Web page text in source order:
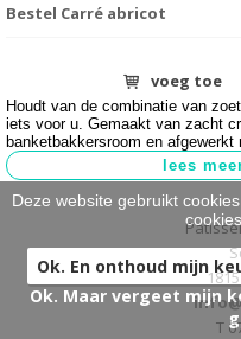
Bestel Carré abricot
voeg toe
Houdt van de combinatie van
iets voor u. Gemaakt van zacht
banketbakkersroom en
T
Deze website gebruikt
Ok. En onthoud mijn
Ok. Maar vergeet mijn